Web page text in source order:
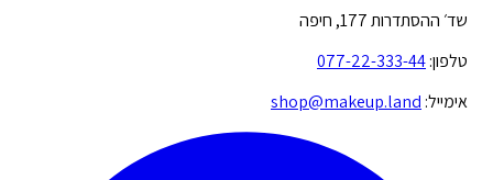
שד׳ ההסתדרות 177, חיפה
טלפון:077-22-333-44
אימייל: shop@makeup.land